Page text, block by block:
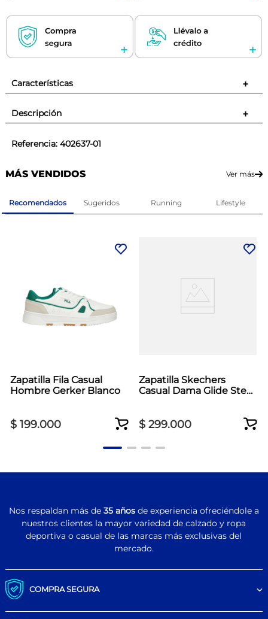
Características +
Descripción +
Referencia: 402637-01
MÁS VENDIDOS Ver más
Recomendados Sugeridos Running Lifestyle
Zapatilla Fila Casual
Hombre Gerker Blanco
$ 199.000
Zapatilla Skechers
Casual Dama Glide Step
$ 299.000
Nos respaldan más de 35 añosde experiencia ofreciéndole a
nuestros clientes la mayor variedad de calzado y ropa
deportiva o casual de las marcas más exclusivas del
mercado.
COMPRA SEGURA